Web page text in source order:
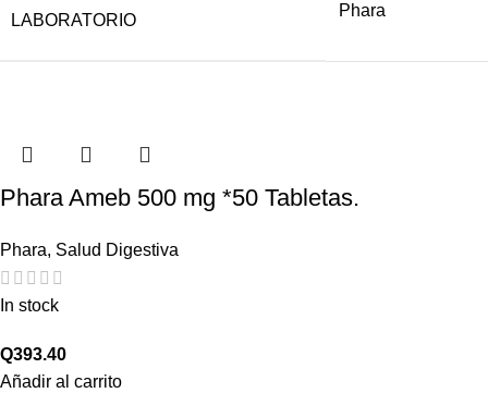
LABORATORIO
Phara
Phara Ameb 500 mg *50 Tabletas.
Phara, Salud Digestiva
In stock
Q393.40
Añadir al carrito